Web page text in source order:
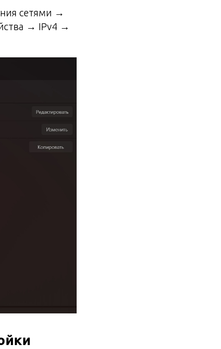
сетями →
→ IPv4 →